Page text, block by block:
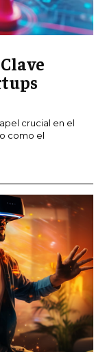
crucial en el
como el